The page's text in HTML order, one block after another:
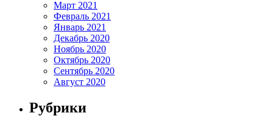
Март 2021
Февраль 2021
Январь 2021
Декабрь 2020
Ноябрь 2020
Октябрь 2020
Сентябрь 2020
Август 2020
Рубрики